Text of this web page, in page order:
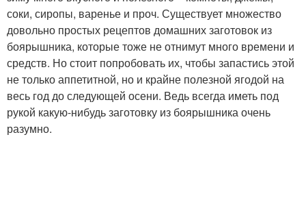
соки, сиропы, варенье и проч. Существует множество
довольно простых рецептов домашних заготовок из
боярышника, которые тоже не отнимут много времени и
средств. Но стоит попробовать их, чтобы запастись этой
не только аппетитной, но и крайне полезной ягодой на
весь год до следующей осени. Ведь всегда иметь под
рукой какую-нибудь заготовку из боярышника очень
разумно.